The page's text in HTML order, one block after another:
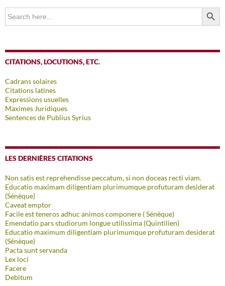
Search
for:
SEARCH
CITATIONS, LOCUTIONS, ETC.
Cadrans solaires
Citations latines
Expressions usuelles
Maximes Juridiques
Sentences de Publius Syrius
LES DERNIÈRES CITATIONS
Non satis est reprehendisse peccatum, si non doceas recti viam.
Educatio maximam diligentiam plurimumque profuturam desiderat
(Sénèque)
Caveat emptor
Facile est teneros adhuc animos componere ( Sénèque)
Emendatio pars studiorum longue utilissima (Quintilien)
Educatio maximum diligentiam plurimumque profuturam desiderat
(Sénèque)
Pacta sunt servanda
Lex loci
Facere
Debitum